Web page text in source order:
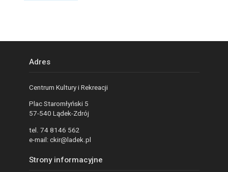
Adres
Centrum Kultury i Rekreacji
Plac Staromłyński 5
57-540 Lądek-Zdrój
tel. 74 8146 562
e-mail: ckir@ladek.pl
Strony informacyjne